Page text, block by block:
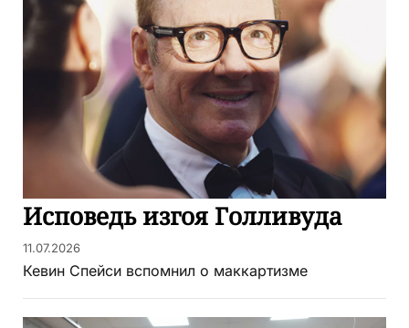
Исповедь изгоя Голливуда
11.07.2026
Кевин Спейси вспомнил о маккартизме